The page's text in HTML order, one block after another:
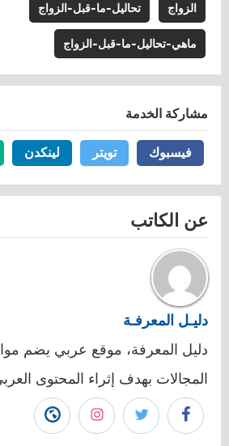
الزواج تحاليل-ما-قبل-الزواج
ماهي-تحاليل-ما-قبل-الزواج
مشاركة الخدمة
فيسبوك فيسبوكتويتر لينكدن
عن الكاتب
دليـل المعرفـة
دليل المعرفة، موقع عربي يضم
المجالات بهدف إثراء المحتوى
تابع تابع تابع زيارة